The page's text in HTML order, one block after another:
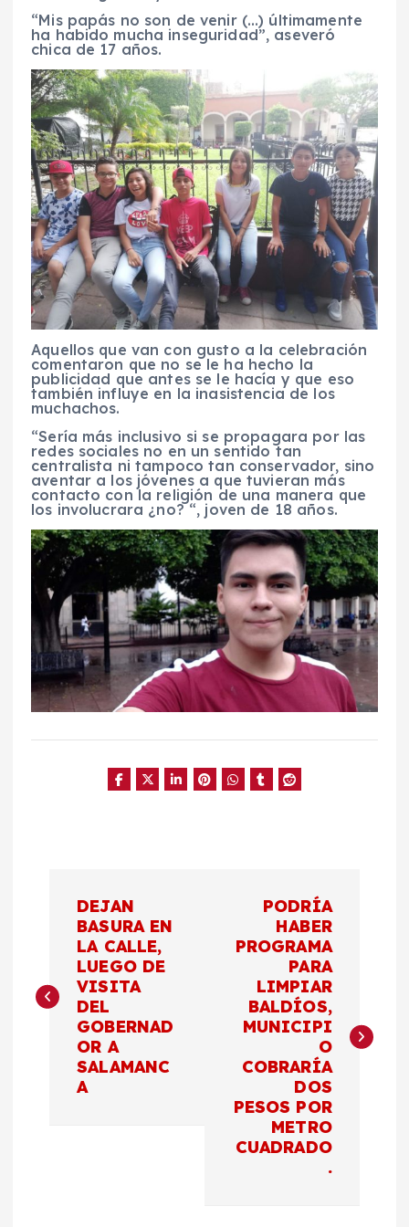
“Mis papás no son de venir (…) últimamente
ha habido mucha inseguridad”, aseveró
chica de 17 años.
Aquellos que van con gusto a la celebración
comentaron que no se le ha hecho la
publicidad que antes se le hacía y que eso
también influye en la inasistencia de los
muchachos.
“Sería más inclusivo si se propagara por las
redes sociales no en un sentido tan
centralista ni tampoco tan conservador, sino
aventar a los jóvenes a que tuvieran más
contacto con la religión de una manera que
los involucrara ¿no? “, joven de 18 años.
v
e
DEJAN
BASURA EN
LA CALLE,
LUEGO DE
VISITA
DEL
GOBERNAD
OR A
SALAMANC
A
PODRÍA
HABER
PROGRAMA
PARA
LIMPIAR
BALDÍOS,
MUNICIPI
O
COBRARÍA
DOS
PESOS POR
METRO
CUADRADO
.